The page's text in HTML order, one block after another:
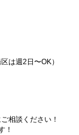
は週2日〜OK）
相談ください！
！